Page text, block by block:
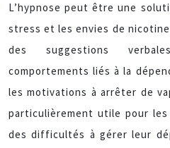
L’hypnose peut être une
stress et les envies de
des suggestions
comportements liés à la
les motivations à arrêter de
particulièrement utile pour
des difficultés à gérer leur